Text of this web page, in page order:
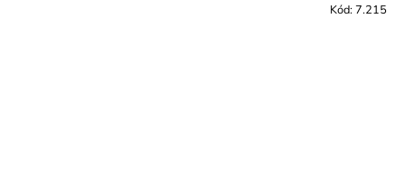
Kód: 7.215